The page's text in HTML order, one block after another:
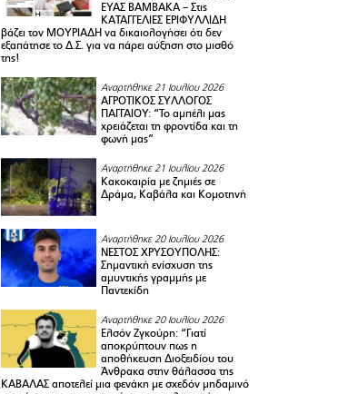
ΕΥΑΣ ΒΑΜΒΑΚΑ – Στις
ΚΑΤΑΓΓΕΛΙΕΣ ΕΡΙΦΥΛΛΙΔΗ
βάζει τον ΜΟΥΡΙΑΔΗ να δικαιολογήσει ότι δεν
εξαπάτησε το Δ.Σ. για να πάρει αύξηση στο μισθό
της!
Αναρτήθηκε 21 Ιουλίου 2026
ΑΓΡΟΤΙΚΟΣ ΣΥΛΛΟΓΟΣ
ΠΑΓΓΑΙΟY: “Το αμπέλι μας
χρειάζεται τη φροντίδα και τη
φωνή μας”
Αναρτήθηκε 21 Ιουλίου 2026
Κακοκαιρία με ζημιές σε
Δράμα, Καβάλα και Κομοτηνή
Αναρτήθηκε 20 Ιουλίου 2026
ΝΕΣΤΟΣ ΧΡΥΣΟΥΠΟΛΗΣ:
Σημαντική ενίσχυση της
αμυντικής γραμμής με
Παντεκίδη
Αναρτήθηκε 20 Ιουλίου 2026
Ελσόν Ζγκούρη: “Γιατί
αποκρύπτουν πως η
αποθήκευση Διοξειδίου του
Άνθρακα στην θάλασσα της
ΚΑΒΑΛΑΣ αποτελεί μια φενάκη με σχεδόν μηδαμινό